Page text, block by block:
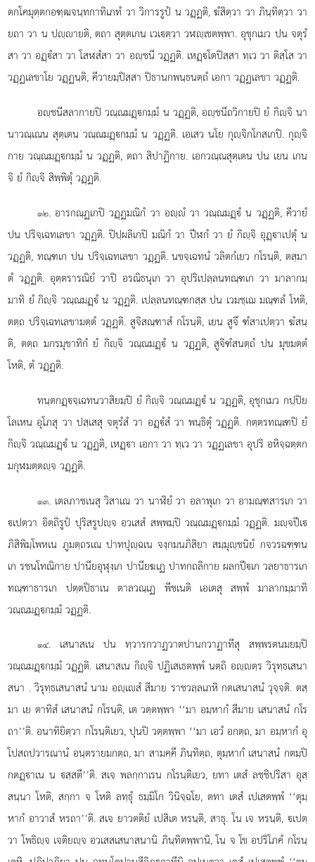
ตกโคมุตฺตกอฑฺฒจนฺทกาทิเภทํ วา วิการรูปํ น วฏฺฏติ, ฆํสิตฺวา วาภินฺทิตฺวา วา
ยถา วา น ปฺายติ, ตถา สุตฺตเกน เวเตฺวา วฬฺเชตพฺพา. อุชุกเมว ปน จตุรํ
สา วา อฏฺํสา วา โสฬสํสา วา อฺชนี วฏฺฏติ. เหฏฺโตปิสฺสา ทฺเว วา ติสฺโส วา
วฏฺฏเลขาโย วฏฺฏนฺติ, คีวายมฺปิสฺสา ปิธานกพนฺธนตฺถํ เอกา วฏฺฏเลขา วฏฺฏติ.
อฺชนีสลากายปิ วณฺณมฏฺกมฺมํ น วฏฺฏติ, อฺชนีถวิกายปิ ยํ กิฺจิ นา
นาวณฺเณน สุตฺเตน วณฺณมฏฺกมฺมํ น วฏฺฏติ. เอเสว นโย กุฺจิกโกสเกปิ. กุฺจิ
กาย วณฺณมฏฺกมฺมํ น วฏฺฏติ, ตถา สิปาฏิกาย. เอกวณฺณสุตฺเตน ปน เยน เกน
จิ ยํ กิฺจิ สิพฺพิตุํ วฏฺฏติ.
๑๒. อารกณฺฏเกปิ วฏฺฏมณิกํ วา อฺํ วา วณฺณมฏฺํ น วฏฺฏติ, คีวายํ
ปน ปริจฺเฉทเลขา วฏฺฏติ. ปิปฺผลิเกปิ มณิกํ วา ปีฬกํ วา ยํ กิฺจิ อุฏฺาเปตุํ น
วฏฺฏติ, ทณฺฑเก ปน ปริจฺเฉทเลขา วฏฺฏติ. นขจฺเฉทนํ วลิตกํเยว กโรนฺติ, ตสฺมา
ตํ วฏฺฏติ. อุตฺตรารณิยํ วาปิ อรณิธนุเก วา อุปริเปลฺลนทณฺฑเก วา มาลากมฺ
มาทิ ยํ กิฺจิ วณฺณมฏฺํ น วฏฺฏติ. เปลฺลนทณฺฑกสฺส ปน เวมชฺเฌ มณฺฑลํ โหติ,
ตตฺถ ปริจฺเฉทเลขามตฺตํ วฏฺฏติ. สูจิสณฺฑาสํ กโรนฺติ, เยน สูจึ ฑํสาเปตฺวา ฆํสนฺ
ติ, ตตฺถ มกรมุขาทิกํ ยํ กิฺจิ วณฺณมฏฺํ น วฏฺฏติ, สูจิฑํสนตฺถํ ปน มุขมตฺตํ
โหติ, ตํ วฏฺฏติ.
ทนฺตกฏฺจฺเฉทนวาสิยมฺปิ ยํ กิฺจิ วณฺณมฏฺํ น วฏฺฏติ, อุชุกเมว กปฺปิย
โลเหน อุโภสุ วา ปสฺเสสุ จตุรํสํ วา อฏฺํสํ วา พนฺธิตุํ วฏฺฏติ. กตฺตรทณฺเฑปิ ยํ
กิฺจิ วณฺณมฏฺํ น วฏฺฏติ, เหฏฺา เอกา วา ทฺเว วา วฏฺฏเลขา อุปริ อหิจฺฉตฺตก
มกุฬมตฺตฺจ วฏฺฏติ.
๑๓. เตลภาชเนสุ วิสาเณ วา นาฬิยํ วา อลาพุเก วา อามณฺฑสารเก วา
เปตฺวา อิตฺถิรูปํ ปุริสรูปฺจ อวเสสํ สพฺพมฺปิ วณฺณมฏฺกมฺมํ วฏฺฏติ. มฺจปีเ
ภิสิพิมฺโพหเน ภูมตฺถรเณ ปาทปุฺฉเน จงฺกมนภิสิยา สมฺมุฺชนิยํ กจวรฉฑฺฑน
เก รชนโทณิกาย ปานียอุฬุงฺเก ปานียฆเฏ ปาทกถลิกาย ผลกปีเก วลยาธารเก
ทณฺฑาธารเก ปตฺตปิธาเน ตาลวณฺเฏ พีชเนติ เอเตสุ สพฺพํ มาลากมฺมาทิ
วณฺณมฏฺกมฺมํ วฏฺฏติ.
๑๔. เสนาสเน ปน ทฺวารกวาฏวาตปานกวาฏาทีสุ สพฺพรตนมยมฺปิ
วณฺณมฏฺกมฺมํ วฏฺฏติ. เสนาสเน กิฺจิ ปฏิเสเธตพฺพํ นตฺถิ อฺตฺร วิรุทฺธเสนา
สนา . วิรุทฺธเสนาสนํ นาม อฺเสํ สีมาย ราชวลฺลเภหิ กตเสนาสนํ วุจฺจติ. ตสฺ
มา เย ตาทิสํ เสนาสนํ กโรนฺติ, เต วตฺตพฺพา ‘‘มา อมฺหากํ สีมาย เสนาสนํ กโร
ถา’’ติ. อนาทิยิตฺวา กโรนฺติเยว, ปุนปิ วตฺตพฺพา ‘‘มา เอวํ อกตฺถ, มา อมฺหากํ อุ
โปสถปวารณานํ อนฺตรายมกตฺถ, มา สามคฺคึ ภินฺทิตฺถ, ตุมฺหากํ เสนาสนํ กตมฺปิ
กตฏฺาเน น สฺสตี’’ติ. สเจ พลกฺกาเรน กโรนฺติเยว, ยทา เตสํ ลชฺชิปริสา อุสฺ
สนฺนา โหติ, สกฺกา จ โหติ ลทฺธุํ ธมฺมิโก วินิจฺฉโย, ตทา เตสํ เปเสตพฺพํ ‘‘ตุมฺ
หากํ อาวาสํ หรถา’’ติ. สเจ ยาวตติยํ เปสิเต หรนฺติ, สาธุ. โน เจ หรนฺติ, เปตฺ
วา โพธิฺจ เจติยฺจ อวเสสเสนาสนานิ ภินฺทิตพฺพานิ, โน จ โข อปริโภคํ กโรนฺ